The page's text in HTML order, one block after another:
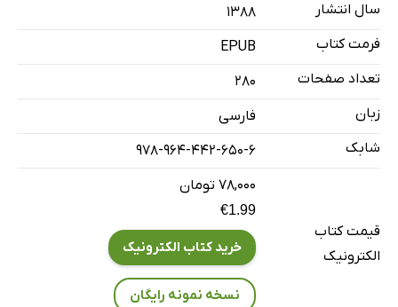
سال انتشار
۱۳۸۸
فرمت کتاب
EPUB
تعداد صفحات
280
زبان
فارسی
شابک
978-964-442-650-6
قیمت کتاب
الکترونیک
۷۸,۰۰۰ تومان
€1.99
خرید کتاب الکترونیک
نسخه نمونه رایگان